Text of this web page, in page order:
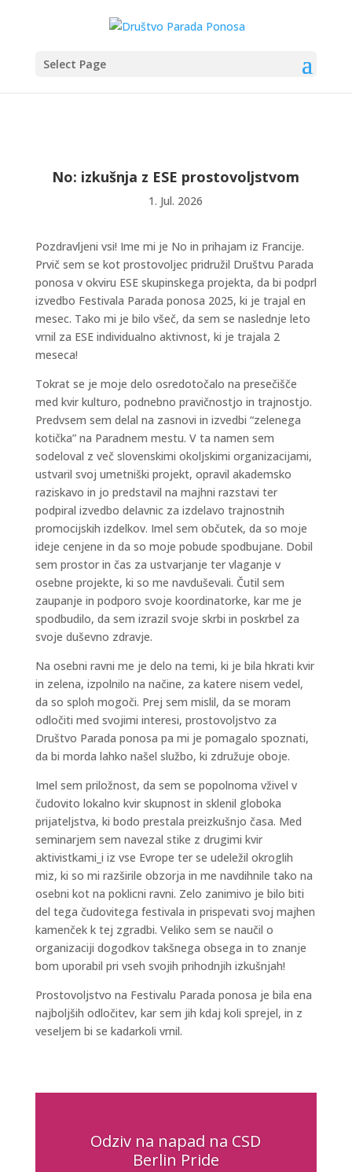
Select Page
No: izkušnja z ESE prostovoljstvom
1. Jul. 2026
Pozdravljeni vsi! Ime mi je No in prihajam iz Francije.
Prvič sem se kot prostovoljec pridružil Društvu Parada
ponosa v okviru ESE skupinskega projekta, da bi podprl
izvedbo Festivala Parada ponosa 2025, ki je trajal en
mesec. Tako mi je bilo všeč, da sem se naslednje leto
vrnil za ESE individualno aktivnost, ki je trajala 2
meseca!
Tokrat se je moje delo osredotočalo na presečišče
med kvir kulturo, podnebno pravičnostjo in trajnostjo.
Predvsem sem delal na zasnovi in izvedbi “zelenega
kotička” na Paradnem mestu. V ta namen sem
sodeloval z več slovenskimi okoljskimi organizacijami,
ustvaril svoj umetniški projekt, opravil akademsko
raziskavo in jo predstavil na majhni razstavi ter
podpiral izvedbo delavnic za izdelavo trajnostnih
promocijskih izdelkov. Imel sem občutek, da so moje
ideje cenjene in da so moje pobude spodbujane. Dobil
sem prostor in čas za ustvarjanje ter vlaganje v
osebne projekte, ki so me navduševali. Čutil sem
zaupanje in podporo svoje koordinatorke, kar me je
spodbudilo, da sem izrazil svoje skrbi in poskrbel za
svoje duševno zdravje.
Na osebni ravni me je delo na temi, ki je bila hkrati kvir
in zelena, izpolnilo na načine, za katere nisem vedel,
da so sploh mogoči. Prej sem mislil, da se moram
odločiti med svojimi interesi, prostovoljstvo za
Društvo Parada ponosa pa mi je pomagalo spoznati,
da bi morda lahko našel službo, ki združuje oboje.
Imel sem priložnost, da sem se popolnoma vživel v
čudovito lokalno kvir skupnost in sklenil globoka
prijateljstva, ki bodo prestala preizkušnjo časa. Med
seminarjem sem navezal stike z drugimi kvir
aktivistkami_i iz vse Evrope ter se udeležil okroglih
miz, ki so mi razširile obzorja in me navdihnile tako na
osebni kot na poklicni ravni. Zelo zanimivo je bilo biti
del tega čudovitega festivala in prispevati svoj majhen
kamenček k tej zgradbi. Veliko sem se naučil o
organizaciji dogodkov takšnega obsega in to znanje
bom uporabil pri vseh svojih prihodnjih izkušnjah!
Prostovoljstvo na Festivalu Parada ponosa je bila ena
najboljših odločitev, kar sem jih kdaj koli sprejel, in z
veseljem bi se kadarkoli vrnil.
Odziv na napad na CSD
Berlin Pride